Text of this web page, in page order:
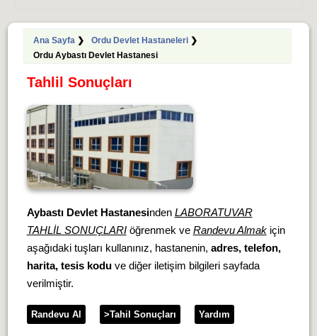
Ana Sayfa❯ Ordu Devlet Hastaneleri❯
Ordu Aybastı Devlet Hastanesi
Tahlil Sonuçları
Aybastı Devlet Hastanesinden LABORATUVAR
TAHLİL SONUÇLARIöğrenmek ve Randevu Almakiçin
aşağıdaki tuşları kullanınız, hastanenin, adres, telefon,
harita, tesis koduve diğer iletişim bilgileri sayfada
verilmiştir.
Randevu Al >Tahil Sonuçları Yardım